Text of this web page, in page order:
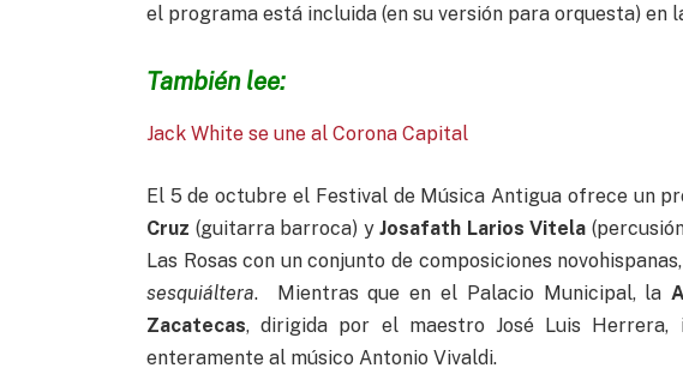
el programa está incluida (en su versión para orquesta) en
También lee:
Jack White se une al Corona Capital
El 5 de octubre el Festival de Música Antigua ofrece un
Cruz (guitarra barroca) yJosafath Larios Vitela
Las Rosas con un conjunto de composiciones
sesquiáltera. Mientras que en el Palacio Municipal, la
Zacatecas, dirigida por el maestro José Luis Herrera,
enteramente al músico Antonio Vivaldi.